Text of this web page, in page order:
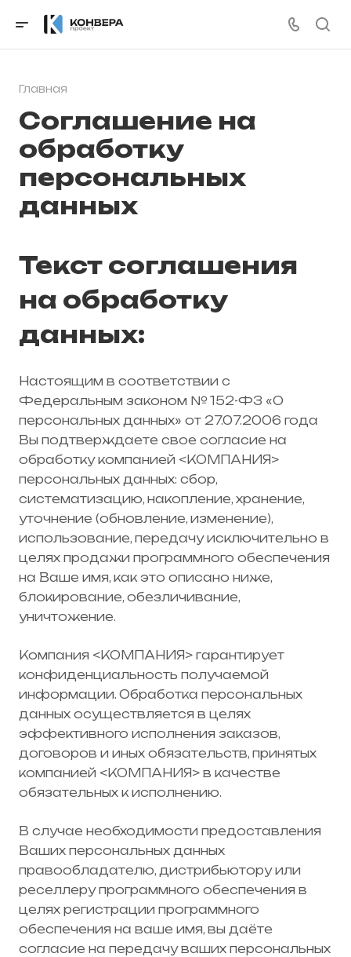
Главная
Соглашение на
обработку
персональных
данных
Текст соглашения
на обработку
данных:
Настоящим в соответствии с
Федеральным законом № 152-ФЗ «О
персональных данных» от 27.07.2006 года
Вы подтверждаете свое согласие на
обработку компанией <КОМПАНИЯ>
персональных данных: сбор,
систематизацию, накопление, хранение,
уточнение (обновление, изменение),
использование, передачу исключительно в
целях продажи программного обеспечения
на Ваше имя, как это описано ниже,
блокирование, обезличивание,
уничтожение.
Компания <КОМПАНИЯ> гарантирует
конфиденциальность получаемой
информации. Обработка персональных
данных осуществляется в целях
эффективного исполнения заказов,
договоров и иных обязательств, принятых
компанией <КОМПАНИЯ> в качестве
обязательных к исполнению.
В случае необходимости предоставления
Ваших персональных данных
правообладателю, дистрибьютору или
реселлеру программного обеспечения в
целях регистрации программного
обеспечения на ваше имя, вы даёте
согласие на передачу ваших персональных